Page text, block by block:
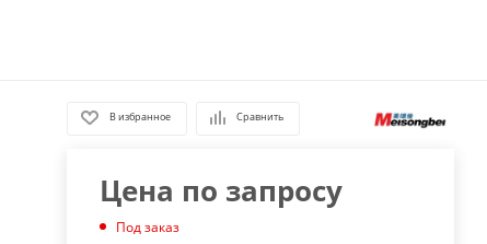
В избранное Сравнить
Цена по запросу
Под заказ